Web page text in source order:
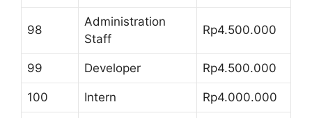
98
Administration
Staff
Rp4.500.000
99 Developer Rp4.500.000
100 Intern Rp4.000.000